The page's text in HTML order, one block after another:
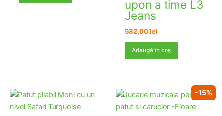
upon a time L3
Jeans
582,00lei
Adaugă în coș
-15%